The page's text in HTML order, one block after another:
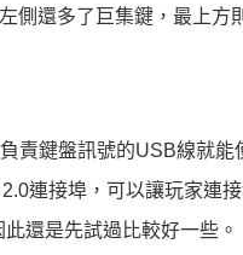
側還多了巨集鍵，最上方
責鍵盤訊號的USB線就
連接埠，可以讓玩家連
還是先試過比較好一些。